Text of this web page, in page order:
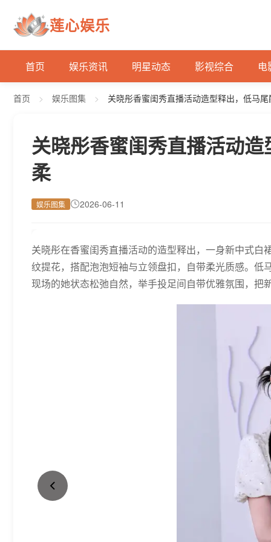
莲心娱乐
首页 娱乐资讯 明星动态 影视综合 电
首页 > 娱乐图集 > 关晓彤香蜜闺秀直播活动造型释出，低马
关晓彤香蜜闺秀直播活动
柔
娱乐图集 2026-06-11
关晓彤在香蜜闺秀直播活动的造型释出，一身新中式
纹提花，搭配泡泡短袖与立领盘扣，自带柔光质感。
现场的她状态松弛自然，举手投足间自带优雅氛围，